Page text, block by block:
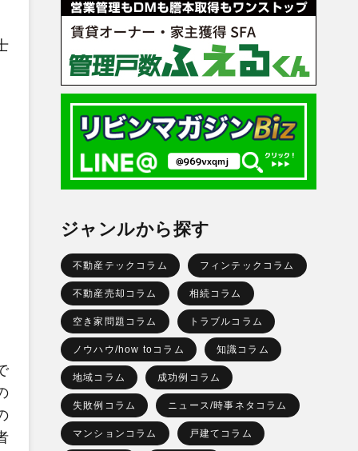
ジャンルから探す
不動産テックコラム フィンテックコラム
不動産売却コラム 相続コラム
空き家問題コラム トラブルコラム
ノウハウ/how toコラム 知識コラム
地域コラム 成功例コラム
失敗例コラム ニュース/時事ネタコラム
マンションコラム 戸建てコラム